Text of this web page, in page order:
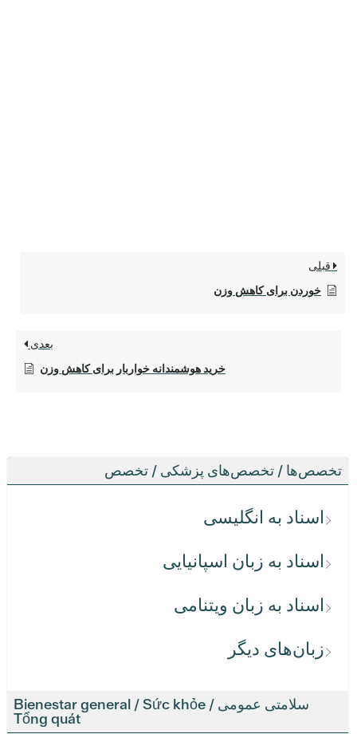
تخصص‌ها / تخصص‌های پزشکی / تخصص
اسناد به انگلیسی
اسناد به زبان اسپانیایی
اسناد به زبان ویتنامی
زبان‌های دیگر
سلامتی عمومی / Bienestar general / Sức khỏe
Tổng quát
قبلی
خوردن برای کاهش وزن
بعدی
خرید هوشمندانه خواربار برای کاهش وزن